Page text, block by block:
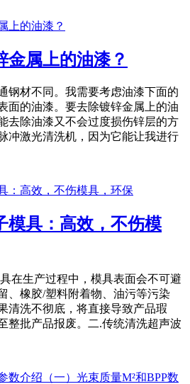
金属上的油漆？
钢材不同。我需要考虑油漆下面的
面的油漆。要去除镀锌金属上的油
去除油漆又不会过度损伤锌层的方
冲激光清洗机，因为它能让我进行
模具：高效，不伤模
在生产过程中，模具表面会不可避
、橡胶/塑料附着物、油污等污染
清洗不彻底，将直接导致产品瑕
整批产品报废。二.传统清洗超声波